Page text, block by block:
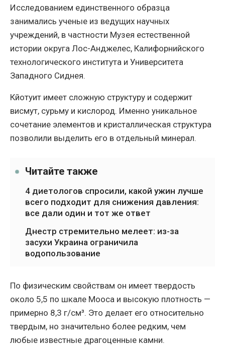
Исследованием единственного образца
занимались ученые из ведущих научных
учреждений, в частности Музея естественной
истории округа Лос-Анджелес, Калифорнийского
технологического института и Университета
Западного Сиднея.
Кйотуит имеет сложную структуру и содержит
висмут, сурьму и кислород. Именно уникальное
сочетание элементов и кристаллическая структура
позволили выделить его в отдельный минерал.
Читайте также
4 диетологов спросили, какой ужин лучше
всего подходит для снижения давления:
все дали один и тот же ответ
Днестр стремительно мелеет: из-за
засухи Украина ограничила
водопользование
По физическим свойствам он имеет твердость
около 5,5 по шкале Мооса и высокую плотность —
примерно 8,3 г/см³. Это делает его относительно
твердым, но значительно более редким, чем
любые известные драгоценные камни.